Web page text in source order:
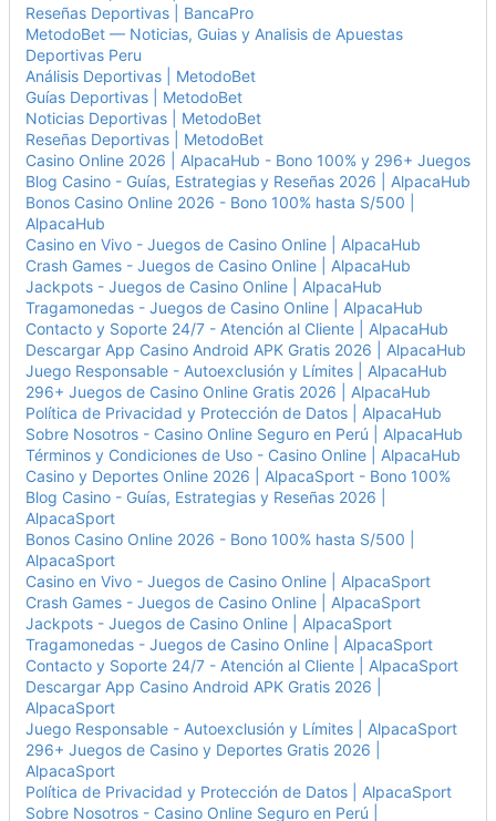
Reseñas Deportivas | BancaPro
MetodoBet — Noticias, Guias y Analisis de Apuestas
Deportivas Peru
Análisis Deportivas | MetodoBet
Guías Deportivas | MetodoBet
Noticias Deportivas | MetodoBet
Reseñas Deportivas | MetodoBet
Casino Online 2026 | AlpacaHub - Bono 100% y 296+ Juegos
Blog Casino - Guías, Estrategias y Reseñas 2026 | AlpacaHub
Bonos Casino Online 2026 - Bono 100% hasta S/500 |
AlpacaHub
Casino en Vivo - Juegos de Casino Online | AlpacaHub
Crash Games - Juegos de Casino Online | AlpacaHub
Jackpots - Juegos de Casino Online | AlpacaHub
Tragamonedas - Juegos de Casino Online | AlpacaHub
Contacto y Soporte 24/7 - Atención al Cliente | AlpacaHub
Descargar App Casino Android APK Gratis 2026 | AlpacaHub
Juego Responsable - Autoexclusión y Límites | AlpacaHub
296+ Juegos de Casino Online Gratis 2026 | AlpacaHub
Política de Privacidad y Protección de Datos | AlpacaHub
Sobre Nosotros - Casino Online Seguro en Perú | AlpacaHub
Términos y Condiciones de Uso - Casino Online | AlpacaHub
Casino y Deportes Online 2026 | AlpacaSport - Bono 100%
Blog Casino - Guías, Estrategias y Reseñas 2026 |
AlpacaSport
Bonos Casino Online 2026 - Bono 100% hasta S/500 |
AlpacaSport
Casino en Vivo - Juegos de Casino Online | AlpacaSport
Crash Games - Juegos de Casino Online | AlpacaSport
Jackpots - Juegos de Casino Online | AlpacaSport
Tragamonedas - Juegos de Casino Online | AlpacaSport
Contacto y Soporte 24/7 - Atención al Cliente | AlpacaSport
Descargar App Casino Android APK Gratis 2026 |
AlpacaSport
Juego Responsable - Autoexclusión y Límites | AlpacaSport
296+ Juegos de Casino y Deportes Gratis 2026 |
AlpacaSport
Política de Privacidad y Protección de Datos | AlpacaSport
Sobre Nosotros - Casino Online Seguro en Perú |